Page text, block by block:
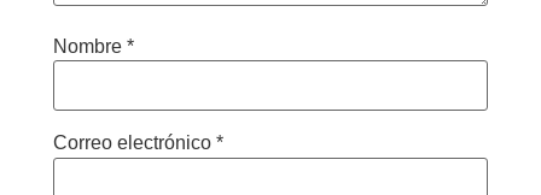
Nombre *
Correo electrónico *